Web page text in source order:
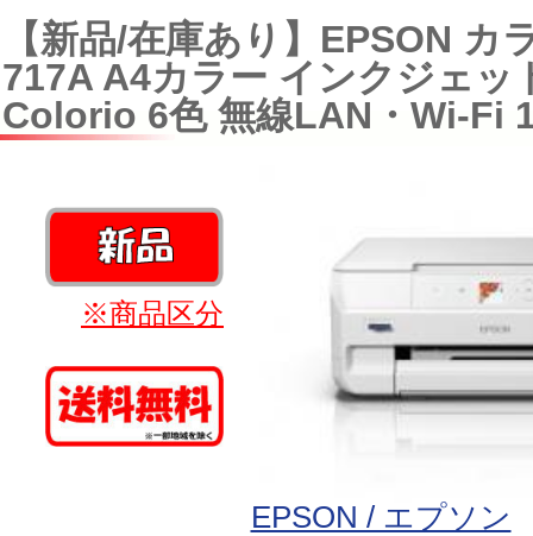
【新品/在庫あり】EPSON カ
717A A4カラー インクジェッ
Colorio 6色 無線LAN・Wi-Fi
※商品区分
EPSON / エプソン